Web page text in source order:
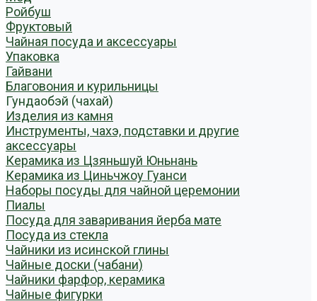
Ройбуш
Фруктовый
Чайная посуда и аксессуары
Упаковка
Гайвани
Благовония и курильницы
Гундаобэй (чахай)
Изделия из камня
Инструменты, чахэ, подставки и другие
аксессуары
Керамика из Цзяньшуй Юньнань
Керамика из Циньчжоу Гуанси
Наборы посуды для чайной церемонии
Пиалы
Посуда для заваривания йерба мате
Посуда из стекла
Чайники из исинской глины
Чайные доски (чабани)
Чайники фарфор, керамика
Чайные фигурки